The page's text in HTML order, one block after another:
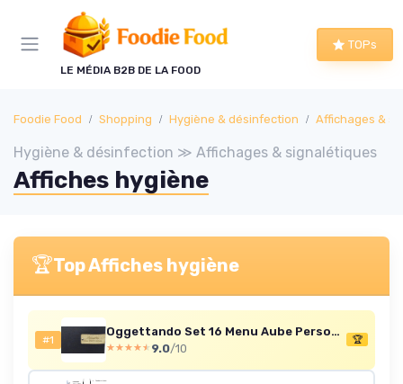
LE MÉDIA B2B DE LA FOOD
TOPs
Foodie Food Shopping Hygiène & désinfection Affichages &
Hygiène & désinfection ≫ Affichages & signalétiques
Affiches hygiène
🏆Top Affiches hygiène
#1
Oggettando Set 16 Menu Aube Personnalisable A4 (24x32 cm) Restaurant Pub Self Service Bar Pizzerie Brasserie Moderne et Élégant (Noir)
★★★★★
★★★★★ 9.0/10
🏆
Panneau de gestion des cookies